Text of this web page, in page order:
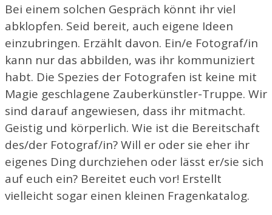
Bei einem solchen Gespräch könnt ihr viel
abklopfen. Seid bereit, auch eigene Ideen
einzubringen. Erzählt davon. Ein/e Fotograf/in
kann nur das abbilden, was ihr kommuniziert
habt. Die Spezies der Fotografen ist keine mit
Magie geschlagene Zauberkünstler-Truppe. Wir
sind darauf angewiesen, dass ihr mitmacht.
Geistig und körperlich. Wie ist die Bereitschaft
des/der Fotograf/in? Will er oder sie eher ihr
eigenes Ding durchziehen oder lässt er/sie sich
auf euch ein? Bereitet euch vor! Erstellt
vielleicht sogar einen kleinen Fragenkatalog.